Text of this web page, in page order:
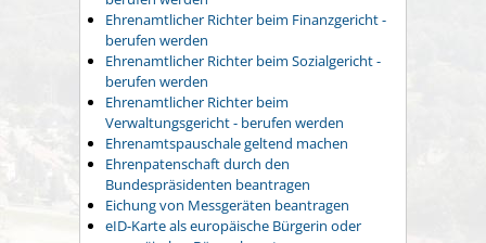
Ehrenamtlicher Richter beim Finanzgericht -
berufen werden
Ehrenamtlicher Richter beim Sozialgericht -
berufen werden
Ehrenamtlicher Richter beim
Verwaltungsgericht - berufen werden
Ehrenamtspauschale geltend machen
Ehrenpatenschaft durch den
Bundespräsidenten beantragen
Eichung von Messgeräten beantragen
eID-Karte als europäische Bürgerin oder